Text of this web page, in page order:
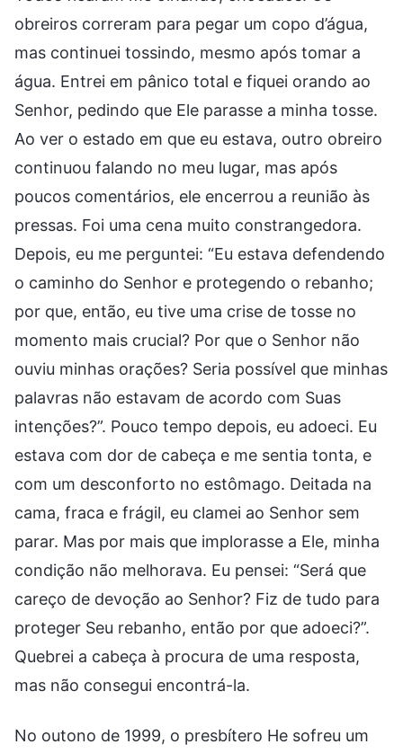
obreiros correram para pegar um copo d’água,
mas continuei tossindo, mesmo após tomar a
água. Entrei em pânico total e fiquei orando ao
Senhor, pedindo que Ele parasse a minha tosse.
Ao ver o estado em que eu estava, outro obreiro
continuou falando no meu lugar, mas após
poucos comentários, ele encerrou a reunião às
pressas. Foi uma cena muito constrangedora.
Depois, eu me perguntei: “Eu estava defendendo
o caminho do Senhor e protegendo o rebanho;
por que, então, eu tive uma crise de tosse no
momento mais crucial? Por que o Senhor não
ouviu minhas orações? Seria possível que minhas
palavras não estavam de acordo com Suas
intenções?”. Pouco tempo depois, eu adoeci. Eu
estava com dor de cabeça e me sentia tonta, e
com um desconforto no estômago. Deitada na
cama, fraca e frágil, eu clamei ao Senhor sem
parar. Mas por mais que implorasse a Ele, minha
condição não melhorava. Eu pensei: “Será que
careço de devoção ao Senhor? Fiz de tudo para
proteger Seu rebanho, então por que adoeci?”.
Quebrei a cabeça à procura de uma resposta,
mas não consegui encontrá-la.
No outono de 1999, o presbítero He sofreu um